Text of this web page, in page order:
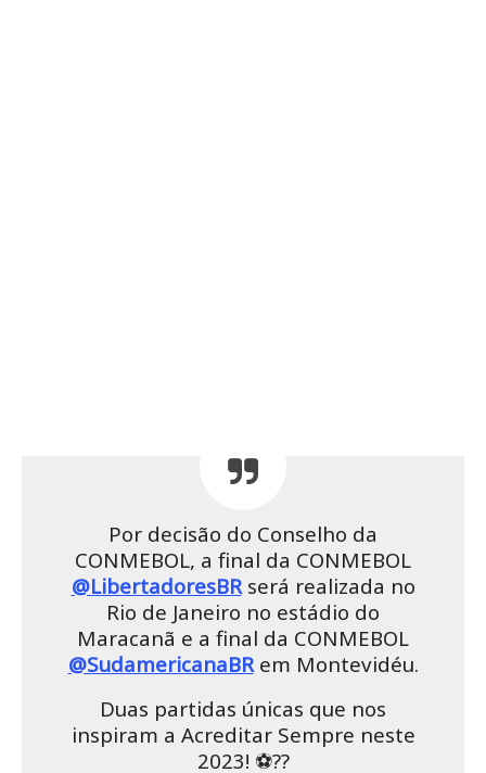
CONMEBOL, a final da CONMEBOL
@LibertadoresBRserá realizada no
Rio de Janeiro no estádio do
Maracanã e a final da CONMEBOL
@SudamericanaBRem Montevidéu.
Duas partidas únicas que nos
inspiram a Acreditar Sempre neste
2023! ⚽️??